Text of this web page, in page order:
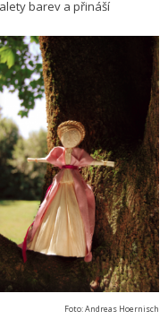
barev a přináší
Foto: Andreas Hoernisch